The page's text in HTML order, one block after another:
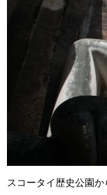
スコータイ歴史公園